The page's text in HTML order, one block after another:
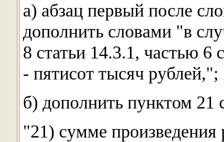
а) абзац первый после
дополнить словами "в
8 статьи 14.3.1, частью 6
- пятисот тысяч рублей,";
б) дополнить пунктом
"21) сумме произведения